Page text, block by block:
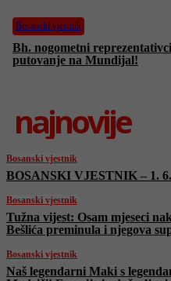
Bosanski vjestnik
Bh. nogometni
putovanje na Mundijal!
najnovije
Bosanski vjestnik
BOSANSKI VJESTNIK – 1.
Bosanski vjestnik
Tužna vijest: Osam mjeseci
Bešlića preminula i njegova
Bosanski vjestnik
Naš legendarni Maki s